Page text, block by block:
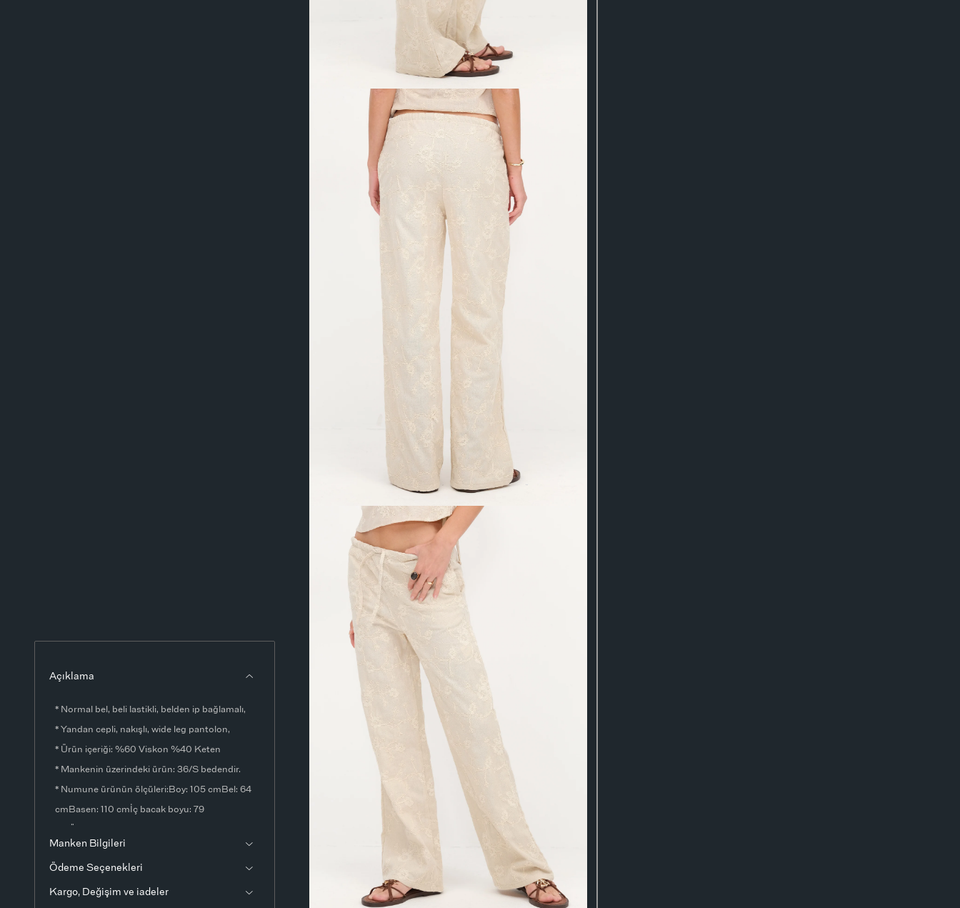
Açıklama
* Normal bel, beli lastikli, belden ip bağlamalı,
* Yandan cepli, nakışlı, wide leg pantolon,
* Ürün içeriği: %60 Viskon %40 Keten
* Mankenin üzerindeki ürün: 36/S bedendir.
* Numune ürünün ölçüleri:Boy: 105 cmBel: 64
cmBasen: 110 cmİç bacak boyu: 79
* Ürün fotoğrafları stüdyo ortamında
çekilmiştir. Işık ve ekran ayarlarından dolayı
renklerde ton farklılıkları görülebilir.
Manken Bilgileri
Ödeme Seçenekleri
Kargo, Değişim ve iadeler